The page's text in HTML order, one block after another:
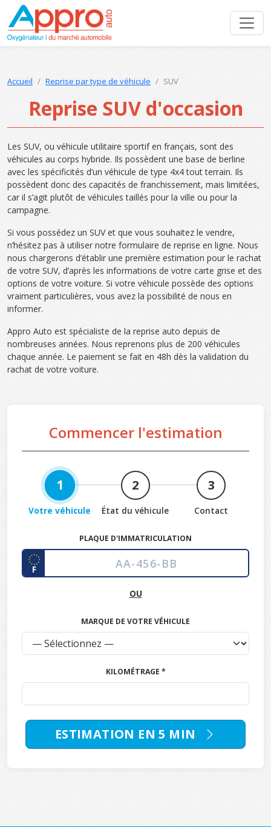
Accueil Reprise par type de véhicule SUV
Reprise SUV d'occasion
Les SUV, ou véhicule utilitaire sportif en français, sont des
véhicules au corps hybride. Ils possèdent une base de berline
avec les spécificités d’un véhicule de type 4x4 tout terrain. Ils
possèdent donc des capacités de franchissement, mais limitées,
car il s’agit plutôt de véhicules taillés pour la ville ou pour la
campagne.
Si vous possédez un SUV et que vous souhaitez le vendre,
n’hésitez pas à utiliser notre formulaire de reprise en ligne. Nous
nous chargerons d’établir une première estimation pour le rachat
de votre SUV, d’après les informations de votre carte grise et des
options de votre voiture. Si votre véhicule possède des options
vraiment particulières, vous avez la possibilité de nous en
informer.
Appro Auto est spécialiste de la reprise auto depuis de
nombreuses années. Nous reprenons plus de 200 véhicules
chaque année. Le paiement se fait en 48h dès la validation du
rachat de votre voiture.
Commencer l'estimation
1
Votre véhicule
2
État du véhicule
3
Contact
PLAQUE D'IMMATRICULATION
F
OU
MARQUE DE VOTRE VÉHICULE
KILOMÉTRAGE *
ESTIMATION EN 5 MIN